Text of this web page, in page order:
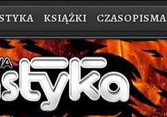
KSIĄŻKI CZASOPISMA